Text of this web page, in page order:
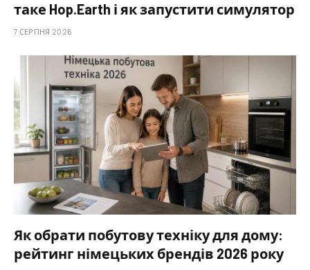
таке Hop.Earth і як запустити симулятор
7 СЕРПНЯ 2026
Як обрати побутову техніку для дому:
рейтинг німецьких брендів 2026 року